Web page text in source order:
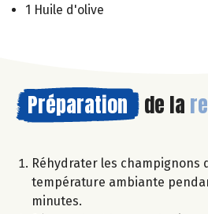
1 Huile d'olive
Préparation de la
Réhydrater les champignons
température ambiante
minutes.